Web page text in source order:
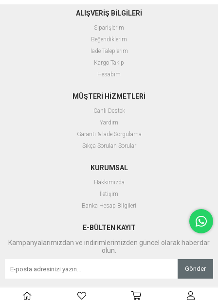
ALIŞVERİŞ BİLGİLERİ
Siparişlerim
Beğendiklerim
İade Taleplerim
Kargo Takip
Hesabım
MÜŞTERİ HİZMETLERİ
Canlı Destek
Yardım
Garanti & İade Sorgulama
Sıkça Sorulan Sorular
KURUMSAL
Hakkımızda
İletişim
Banka Hesap Bilgileri
E-BÜLTEN KAYIT
Kampanyalarımızdan ve indirimlerimizden güncel olarak haberdar
olun.
Gönder